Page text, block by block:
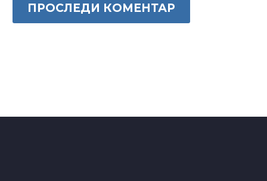
ПРОСЛЕДИ КОМЕНТАР